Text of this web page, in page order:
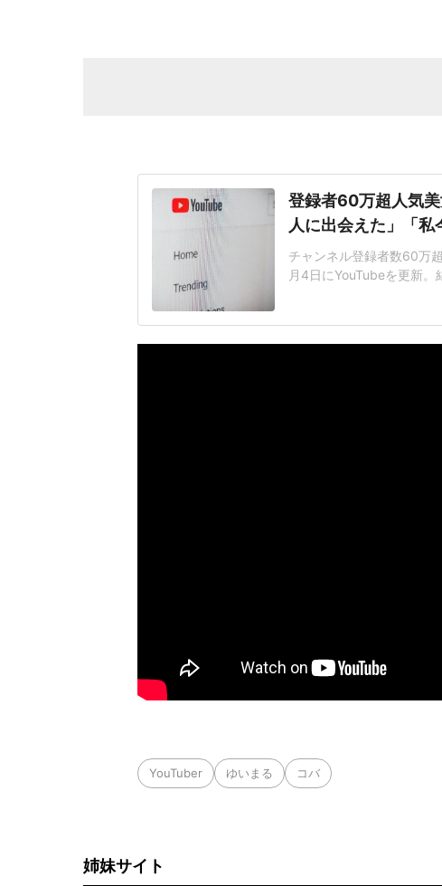
登録者60万超人気
人に出会えた」「私
チャンネル登録者数60万
月4日にYouTubeを更新。
ゃべれるタイプじゃない
太郎さんは「最近結婚し
YouTuber ゆいまる コバ
姉妹サイト